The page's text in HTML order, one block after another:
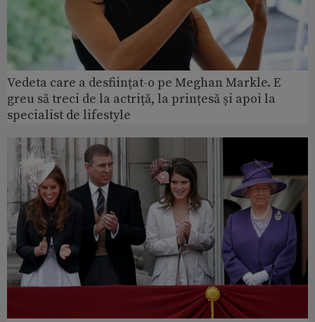
Vedeta care a desființat-o pe Meghan Markle. E
greu să treci de la actriță, la prințesă și apoi la
specialist de lifestyle